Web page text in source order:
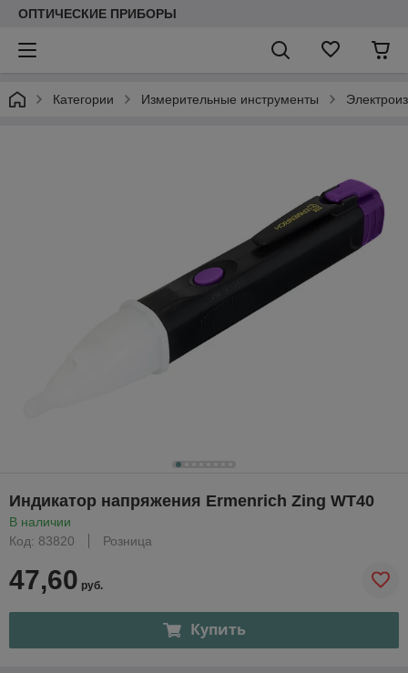
ОПТИЧЕСКИЕ ПРИБОРЫ
Категории Измерительные инструменты
Индикатор напряжения Ermenrich Zing WT40
В наличии
Код: 83820
Розница
47,60 руб.
Купить